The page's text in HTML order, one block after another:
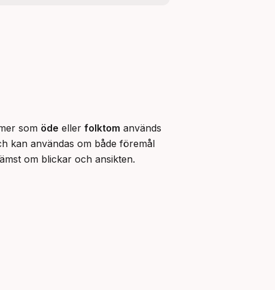
som öde eller folktom används
kan användas om både föremål
om blickar och ansikten.